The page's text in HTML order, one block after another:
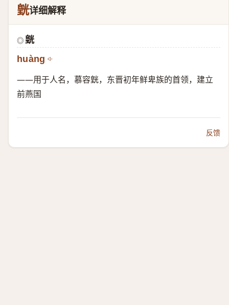
皝详细解释
◎ 皝
huàng
——用于人名，慕容皝，东晋初年鲜卑族的首领，建立
前燕国
反馈